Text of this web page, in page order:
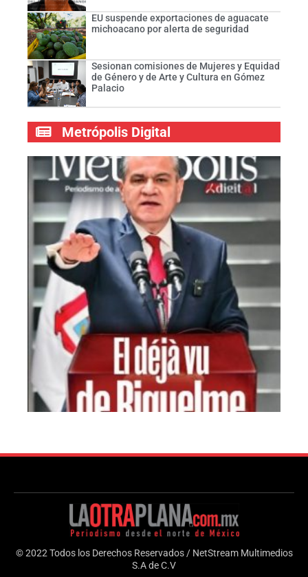
EU suspende exportaciones de aguacate
michoacano por alerta de seguridad
Sesionan comisiones de Mujeres y Equidad
de Género y de Arte y Cultura en Gómez
Palacio
Metrópolis Digital
© 2022 Todos los Derechos Reservados / NetStream Multimedios
S.A de C.V